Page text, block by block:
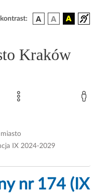
kontrast:
Kraków
IX 2024-2029
nr 174 (IX